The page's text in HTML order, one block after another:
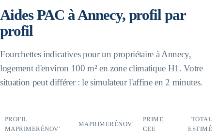
Aides PAC àAnnecy, profil par
profil
Fourchettes indicatives pour un propriétaire à Annecy,
logement d'environ 100 m² en zone climatique H1 . Votre
situation peut différer : le simulateur l'affine en 2 minutes.
PROFIL
MAPRIMERÉNOV'
MAPRIMERÉNOV'
PRIME
CEE
TOTAL
ESTIMÉ